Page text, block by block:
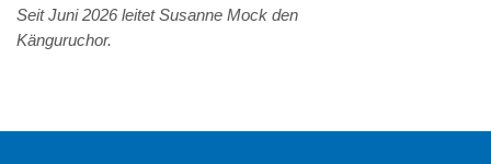
Seit Juni 2026 leitet Susanne Mock den
Känguruchor.